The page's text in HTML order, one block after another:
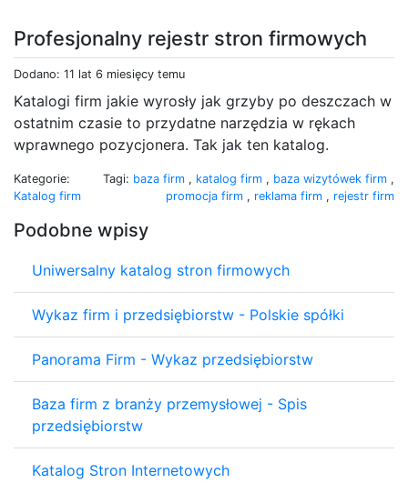
Profesjonalny rejestr stron firmowych
Dodano: 11 lat 6 miesięcy temu
Katalogi firm jakie wyrosły jak grzyby po deszczach w
ostatnim czasie to przydatne narzędzia w rękach
wprawnego pozycjonera. Tak jak ten katalog.
Kategorie:
Katalog firm
Tagi: baza firm , katalog firm , baza wizytówek firm ,
promocja firm , reklama firm , rejestr firm
Podobne wpisy
Uniwersalny katalog stron firmowych
Wykaz firm i przedsiębiorstw - Polskie spółki
Panorama Firm - Wykaz przedsiębiorstw
Baza firm z branży przemysłowej - Spis
przedsiębiorstw
Katalog Stron Internetowych